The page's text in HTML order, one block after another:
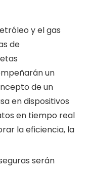
y el gas
de
un
de un
en dispositivos
en tiempo real
la eficiencia, la
serán